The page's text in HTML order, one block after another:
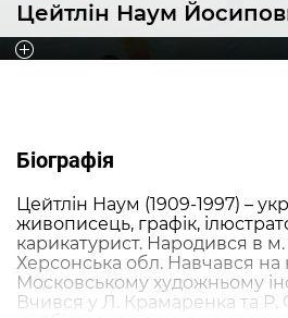
Цейтлін Наум
Біографія
Цейтлін Наум (1909-1997) –
живописець, графік,
карикатурист. Народився в м.
Херсонська обл. Навчався на
Московському художньому
Вчився у Л. Крамаренка та Р.